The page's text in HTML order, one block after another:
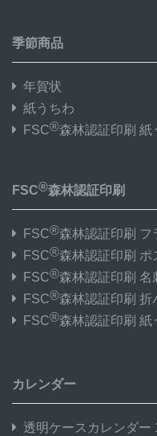
季節商品
年賀状
紙うちわ
FSC®森林認証印刷 紙
FSC®森林認証印刷
FSC®森林認証印刷 フ
FSC®森林認証印刷 ポ
FSC®森林認証印刷 名
FSC®森林認証印刷 折
FSC®森林認証印刷 紙
カレンダー
透明ケースカレンダー